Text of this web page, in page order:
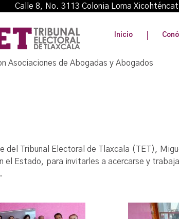
Calle 8, No. 3113 Colonia Loma
Inicio
Asociaciones de Abogadas y Abogados
del Tribunal Electoral de Tlaxcala (TET),
el Estado, para invitarles a acercarse y